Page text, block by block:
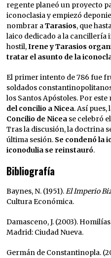
regente planeó un proyecto
iconoclasia y empiezó
nombrar aTarasios, que
laico dedicado a la cancillería
hostil,Irene y Tarasios
tratar el asunto de la
El primer intento de 786 fue
soldados
los Santos Apóstoles. Por
del concilio a Nicea. Así
Concilio de Nicea se celebró
Tras la discusión, la doctrina
última sesión. Se condenó la
iconodulia se reinstauró.
Bibliografía
Baynes, N. (1951).El Imperio
Cultura Económica.
Damasceno, J. (2003).
Madrid: Ciudad Nueva.
Germán de Constantinopla.